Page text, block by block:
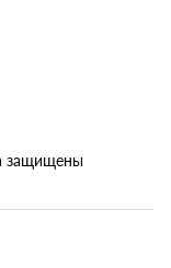
защищены